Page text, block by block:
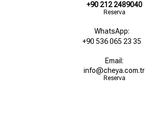
+90 212 2489040
Reserva
WhatsApp:
+90 536 065 23 35
Email:
info@cheya.com.tr
Reserva